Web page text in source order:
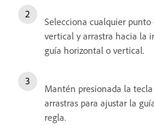
Selecciona cualquier
vertical y arrastra hacia la
guía horizontal o vertical.
Mantén presionada la tecla
arrastras para ajustar la
regla.